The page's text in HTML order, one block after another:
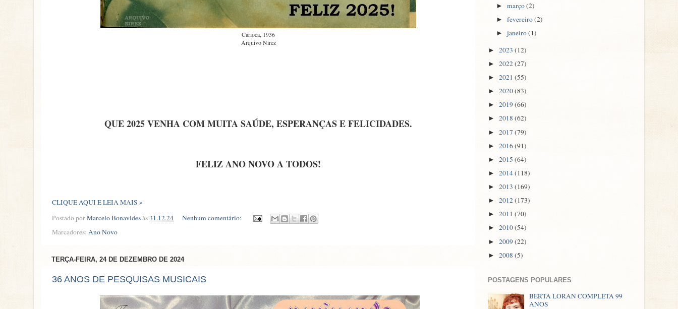
Carioca, 1936
Arquivo Nirez
QUE 2025 VENHA COM MUITA SAÚDE, ESPERANÇAS E FELICIDADES.
FELIZ ANO NOVO A TODOS!
CLIQUE AQUI E LEIA MAIS »
Postado porMarcelo Bonavidesàs31.12.24
Nenhum comentário:
Marcadores: Ano Novo
TERÇA-FEIRA, 24 DE DEZEMBRO DE 2024
36 ANOS DE PESQUISAS MUSICAIS
►março(2)
►fevereiro(2)
►janeiro(1)
► 2023 (12)
► 2022(27)
► 2021 (55)
► 2020(83)
► 2019(66)
► 2018 (62)
► 2017 (79)
► 2016(91)
► 2015 (64)
► 2014(118)
► 2013 (169)
► 2012(173)
► 2011 (70)
► 2010(54)
► 2009(22)
► 2008 (5)
POSTAGENS POPULARES
BERTA LORAN COMPLETA 99
ANOS